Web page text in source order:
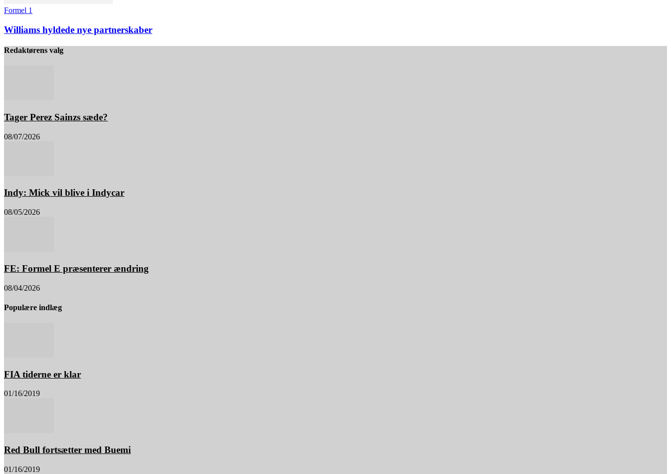
Formel 1
Williams hyldede nye partnerskaber
Redaktørens valg
Tager Perez Sainzs sæde?
08/07/2026
Indy: Mick vil blive i Indycar
08/05/2026
FE: Formel E præsenterer ændring
08/04/2026
Populære indlæg
FIA tiderne er klar
01/16/2019
Red Bull fortsætter med Buemi
01/16/2019